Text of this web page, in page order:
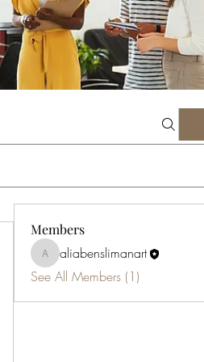
Members
aliabenslimanart
aliabenslimanart
See All Members (1)